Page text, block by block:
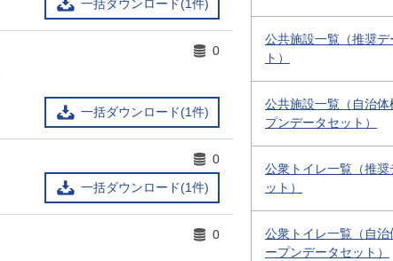
一括ダウンロード(1件)
一括ダウンロード(1件)
0
一括ダウンロード(1件)
0
0
公共施設一覧（推奨デ
ト）
公共施設一覧（自治体
プンデータセット）
公衆トイレ一覧（推奨
ット）
公衆トイレ一覧（自治
ープンデータセット）